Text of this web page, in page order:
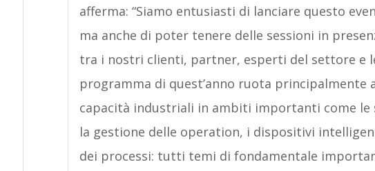
afferma: “Siamo entusiasti di lanciare questo
ma anche di poter tenere delle sessioni in
tra i nostri clienti, partner, esperti del settore e
programma di quest’anno ruota
capacità industriali in ambiti importanti come le
la gestione delle operation, i dispositivi
dei processi: tutti temi di fondamentale